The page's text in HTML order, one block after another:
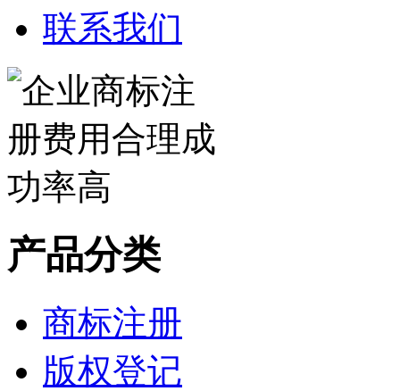
联系我们
产品分类
商标注册
版权登记